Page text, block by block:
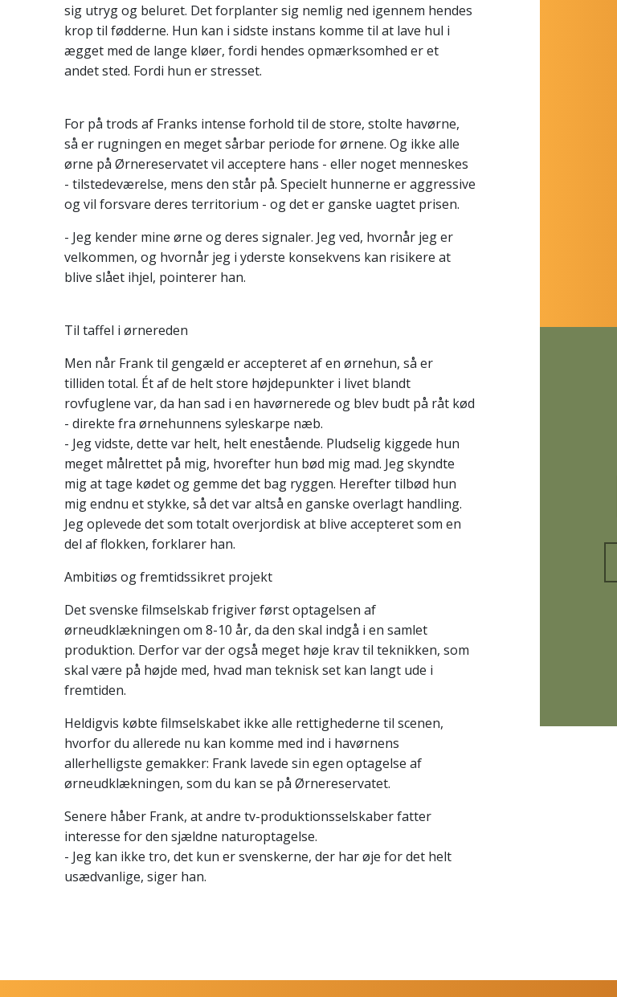
sig utryg og beluret. Det forplanter sig nemlig ned igennem hendes
krop til fødderne. Hun kan i sidste instans komme til at lave hul i
ægget med de lange kløer, fordi hendes opmærksomhed er et
andet sted. Fordi hun er stresset.
For på trods af Franks intense forhold til de store, stolte havørne,
så er rugningen en meget sårbar periode for ørnene. Og ikke alle
ørne på Ørnereservatet vil acceptere hans - eller noget menneskes
- tilstedeværelse, mens den står på. Specielt hunnerne er aggressive
og vil forsvare deres territorium - og det er ganske uagtet prisen.
- Jeg kender mine ørne og deres signaler. Jeg ved, hvornår jeg er
velkommen, og hvornår jeg i yderste konsekvens kan risikere at
blive slået ihjel, pointerer han.
Til taffel i ørnereden
Men når Frank til gengæld er accepteret af en ørnehun, så er
tilliden total. Ét af de helt store højdepunkter i livet blandt
rovfuglene var, da han sad i en havørnerede og blev budt på råt kød
- direkte fra ørnehunnens syleskarpe næb.
- Jeg vidste, dette var helt, helt enestående. Pludselig kiggede hun
meget målrettet på mig, hvorefter hun bød mig mad. Jeg skyndte
mig at tage kødet og gemme det bag ryggen. Herefter tilbød hun
mig endnu et stykke, så det var altså en ganske overlagt handling.
Jeg oplevede det som totalt overjordisk at blive accepteret som en
del af flokken, forklarer han.
Ambitiøs og fremtidssikret projekt
Det svenske filmselskab frigiver først optagelsen af
ørneudklækningen om 8-10 år, da den skal indgå i en samlet
produktion. Derfor var der også meget høje krav til teknikken, som
skal være på højde med, hvad man teknisk set kan langt ude i
fremtiden.
Heldigvis købte filmselskabet ikke alle rettighederne til scenen,
hvorfor du allerede nu kan komme med ind i havørnens
allerhelligste gemakker: Frank lavede sin egen optagelse af
ørneudklækningen, som du kan se på Ørnereservatet.
Senere håber Frank, at andre tv-produktionsselskaber fatter
interesse for den sjældne naturoptagelse.
- Jeg kan ikke tro, det kun er svenskerne, der har øje for det helt
usædvanlige, siger han.